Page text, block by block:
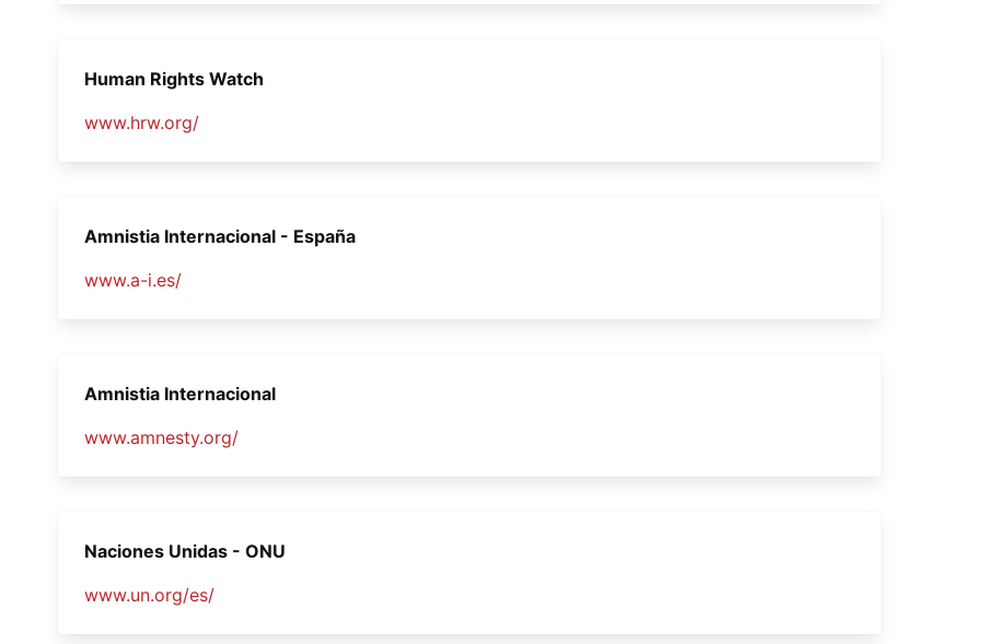
Human Rights Watch
www.hrw.org/
Amnistia Internacional - España
www.a-i.es/
Amnistia Internacional
www.amnesty.org/
Naciones Unidas - ONU
www.un.org/es/